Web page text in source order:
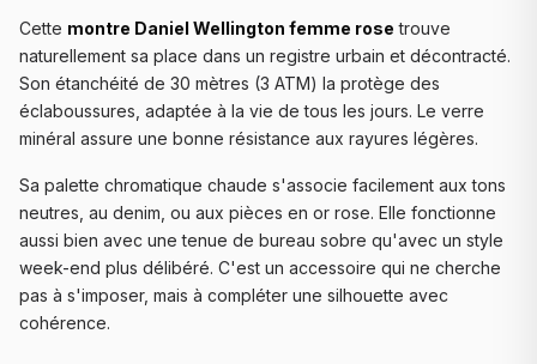
Cette montre Daniel Wellington femme rose trouve
naturellement sa place dans un registre urbain et décontracté.
Son étanchéité de 30 mètres (3 ATM) la protège des
éclaboussures, adaptée à la vie de tous les jours. Le verre
minéral assure une bonne résistance aux rayures légères.
Sa palette chromatique chaude s'associe facilement aux tons
neutres, au denim, ou aux pièces en or rose. Elle fonctionne
aussi bien avec une tenue de bureau sobre qu'avec un style
week-end plus délibéré. C'est un accessoire qui ne cherche
pas à s'imposer, mais à compléter une silhouette avec
cohérence.